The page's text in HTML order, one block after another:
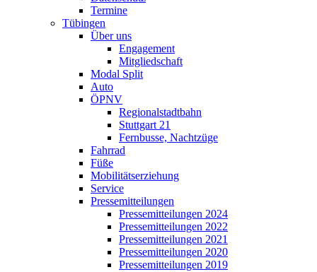
Termine
Tübingen
Über uns
Engagement
Mitgliedschaft
Modal Split
Auto
ÖPNV
Regionalstadtbahn
Stuttgart 21
Fernbusse, Nachtzüge
Fahrrad
Füße
Mobilitätserziehung
Service
Pressemitteilungen
Pressemitteilungen 2024
Pressemitteilungen 2022
Pressemitteilungen 2021
Pressemitteilungen 2020
Pressemitteilungen 2019